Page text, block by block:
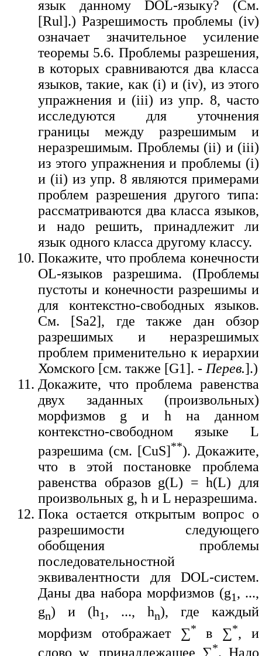
язык данному DOL-языку? (См.
[Rul].) Разрешимость проблемы (iv)
означает значительное усиление
теоремы 5.6. Проблемы разрешения,
в которых сравниваются два класса
языков, такие, как (i) и (iv), из этого
упражнения и (iii) из упр. 8, часто
исследуются для уточнения
границы между разрешимым и
неразрешимым. Проблемы (ii) и (iii)
из этого упражнения и проблемы (i)
и (ii) из упр. 8 являются примерами
проблем разрешения другого типа:
рассматриваются два класса языков,
и надо решить, принадлежит ли
язык одного класса другому классу.
Покажите, что проблема конечности
OL-языков разрешима. (Проблемы
пустоты и конечности разрешимы и
для контекстно-свободных языков.
См. [Sa2], где также дан обзор
разрешимых и неразрешимых
проблем применительно к иерархии
Хомского [см. также [G1]. - Перев.].)
Докажите, что проблема равенства
двух заданных (произвольных)
морфизмов g и h на данном
контекстно-свободном языке L
разрешима (см. [CuS]**). Докажите,
что в этой постановке проблема
равенства образов g(L) = h(L) для
произвольных g, h и L неразрешима.
Пока остается открытым вопрос о
разрешимости следующего
обобщения проблемы
последовательностной
эквивалентности для DOL-систем.
Даны два набора морфизмов (g1, ...,
gn) и (h1, ..., hn), где каждый
морфизм отображает ∑* в ∑*, и
слово w, принадлежащее ∑*. Надо